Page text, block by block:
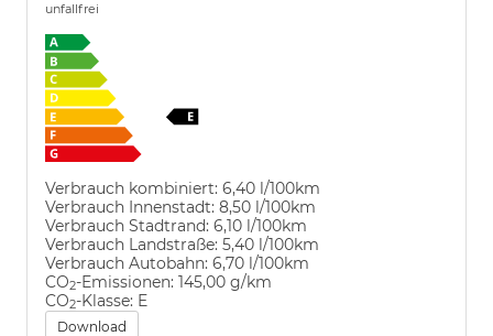
unfallfrei
Verbrauch kombiniert: 6,40 l/100km
Verbrauch Innenstadt: 8,50 l/100km
Verbrauch Stadtrand: 6,10 l/100km
Verbrauch Landstraße: 5,40 l/100km
Verbrauch Autobahn: 6,70 l/100km
CO2-Emissionen: 145,00 g/km
CO2-Klasse: E
Download